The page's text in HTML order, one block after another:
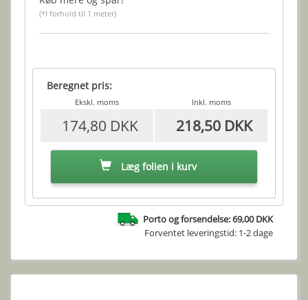
(*I forhold til 1 meter)
Beregnet pris:
Ekskl. moms Inkl. moms
174,80 DKK 218,50 DKK
Læg folien i kurv
Porto og forsendelse: 69,00 DKK
Forventet leveringstid: 1-2 dage